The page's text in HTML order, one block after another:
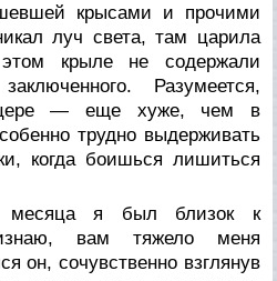
крысами и прочими
луч света, там царила
крыле не содержали
Разумеется,
— еще хуже, чем в
трудно выдерживать
когда боишься лишиться
я был близок к
вам тяжело меня
он, сочувственно взглянув